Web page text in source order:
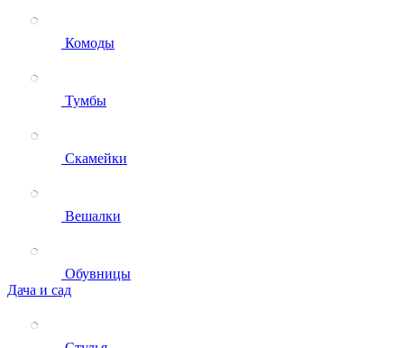
Комоды
Тумбы
Скамейки
Вешалки
Обувницы
Дача и сад